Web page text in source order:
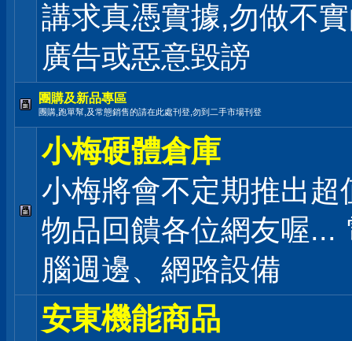
講求真憑實據,勿做不
廣告或惡意毀謗
團購及新品專區
團購,跑單幫,及常態銷售的請在此處刊登,勿到二手市場刊登
小梅硬體倉庫
小梅將會不定期推出超
物品回饋各位網友喔...
腦週邊、網路設備
安東機能商品